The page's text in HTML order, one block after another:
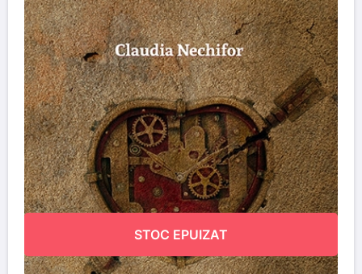
STOC EPUIZAT